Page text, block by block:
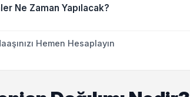
Ne Zaman Yapılacak?
Hemen Hesaplayın